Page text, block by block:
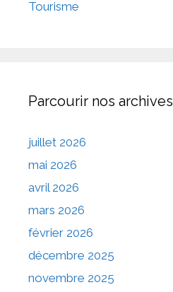
Tourisme
Parcourir nos archives
juillet 2026
mai 2026
avril 2026
mars 2026
février 2026
décembre 2025
novembre 2025